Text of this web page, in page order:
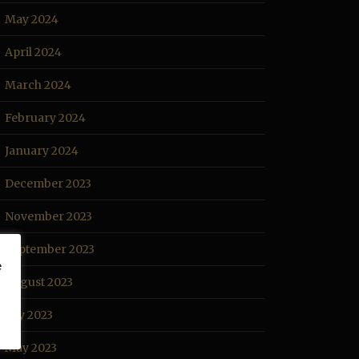
May 2024
April 2024
March 2024
February 2024
January 2024
December 2023
November 2023
September 2023
August 2023
July 2023
May 2023